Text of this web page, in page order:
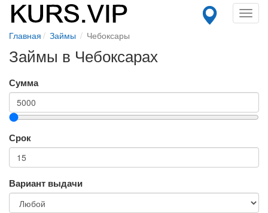
Главная Займы Чебоксары
Займы в Чебоксарах
Сумма
Срок
Вариант выдачи